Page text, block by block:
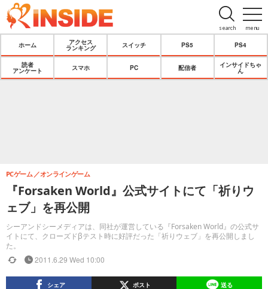
menu
search
ホーム
アクセス
ランキング
スイッチ PS5 PS4
読者
アンケート
スマホ PC 配信者
インサイドちゃ
ん
『Forsaken World』公式サイトにて「祈りウ
ェブ」を再公開
シーアンドシーメディアは、同社が運営している『Forsaken World』の公式サ
イトにて、クローズドβテスト時に好評だった「祈りウェブ」を再公開しまし
た。
PCゲーム オンラインゲーム
2011.6.29 Wed 10:00
シェア ポスト 送る